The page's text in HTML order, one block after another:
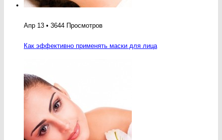
Апр 13 • 3644 Просмотров
Как эффективно применять маски для лица